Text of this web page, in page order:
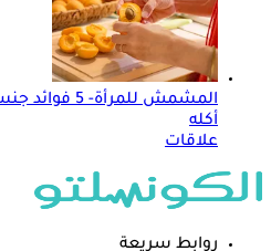
المشمش
أكله
علاقات
روابط سريعة